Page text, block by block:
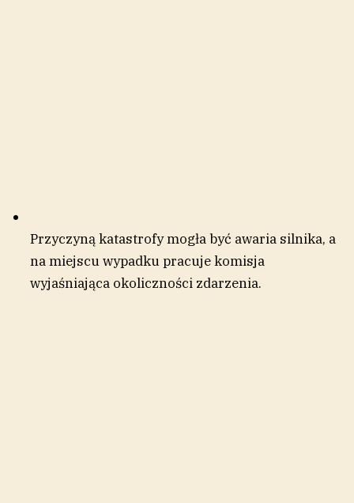
Przyczyną katastrofy mogła być awaria silnika, a
na miejscu wypadku pracuje komisja
wyjaśniająca okoliczności zdarzenia.